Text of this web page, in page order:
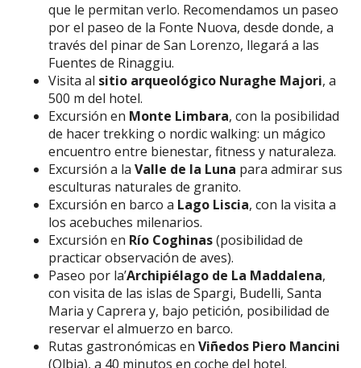
que le permitan verlo. Recomendamos un paseo
por el paseo de la Fonte Nuova, desde donde, a
través del pinar de San Lorenzo, llegará a las
Fuentes de Rinaggiu.
Visita al sitio arqueológico Nuraghe Majori, a
500 m del hotel.
Excursión en Monte Limbara, con la posibilidad
de hacer trekking o nordic walking: un mágico
encuentro entre bienestar, fitness y naturaleza.
Excursión a la Valle de la Luna para admirar sus
esculturas naturales de granito.
Excursión en barco a Lago Liscia, con la visita a
los acebuches milenarios.
Excursión en Río Coghinas(posibilidad de
practicar observación de aves).
Paseo por la’Archipiélago de La Maddalena,
con visita de las islas de Spargi, Budelli, Santa
Maria y Caprera y, bajo petición, posibilidad de
reservar el almuerzo en barco.
Rutas gastronómicas en Viñedos Piero Mancini
(Olbia), a 40 minutos en coche del hotel.